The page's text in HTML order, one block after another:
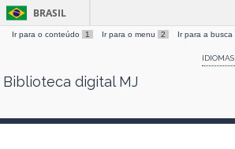
Skip
BRASIL
Ir para o conteúdo 1 Ir para o menu 2 Ir para a busca
IDIOMAS
Biblioteca digital MJ